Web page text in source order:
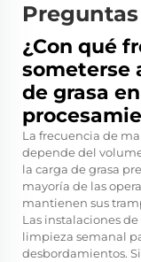
¿Con qué
someterse
de grasa
La frecuencia de
depende del
la carga de grasa
mayoría de las
mantienen sus
Las instalaciones
limpieza semanal
desbordamientos.